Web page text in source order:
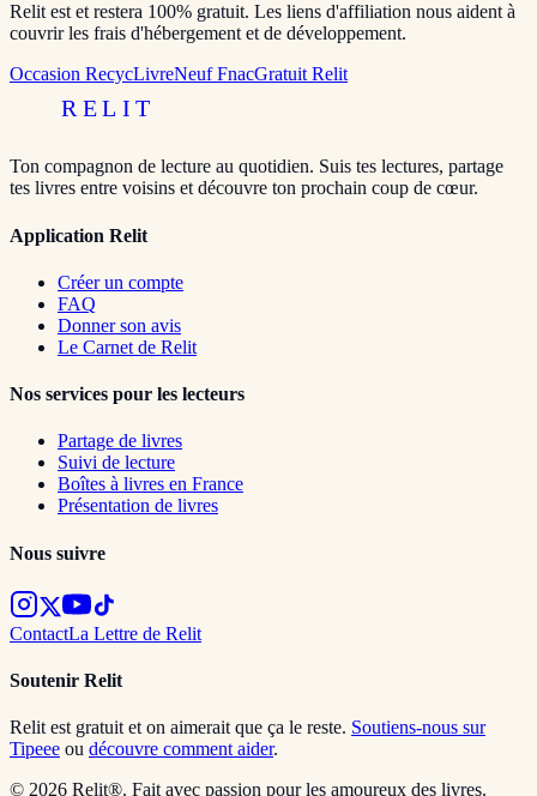
Relit est et restera 100% gratuit. Les liens d'affiliation nous aident à
couvrir les frais d'hébergement et de développement.
Occasion RecycLivreNeuf FnacGratuit Relit
RELIT
Ton compagnon de lecture au quotidien. Suis tes lectures, partage
tes livres entre voisins et découvre ton prochain coup de cœur.
Application Relit
Créer un compte
FAQ
Donner son avis
Le Carnet de Relit
Nos services pour les lecteurs
Partage de livres
Suivi de lecture
Boîtes à livres en France
Présentation de livres
Nous suivre
ContactLa Lettre de Relit
Soutenir Relit
Relit est gratuit et on aimerait que ça le reste. Soutiens-nous sur
Tipeee ou découvre comment aider.
© 2026 Relit®. Fait avec passion pour les amoureux des livres.